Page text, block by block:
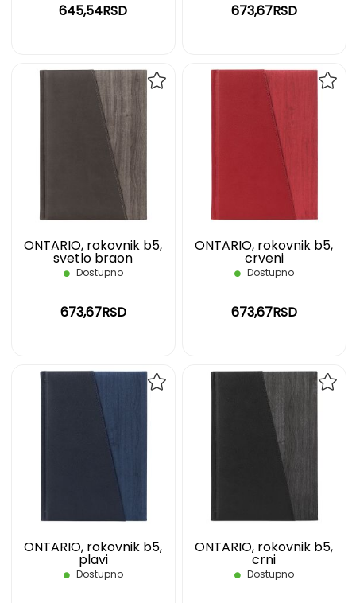
645,54RSD 673,67RSD
ONTARIO, rokovnik b5,
svetlo braon
Dostupno
673,67RSD
ONTARIO, rokovnik b5,
crveni
Dostupno
673,67RSD
ONTARIO, rokovnik b5,
plavi
Dostupno
ONTARIO, rokovnik b5,
crni
Dostupno